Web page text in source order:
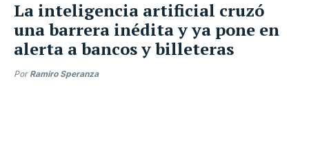
La inteligencia artificial cruzó
una barrera inédita y ya pone en
alerta a bancos y billeteras
Por Ramiro Speranza